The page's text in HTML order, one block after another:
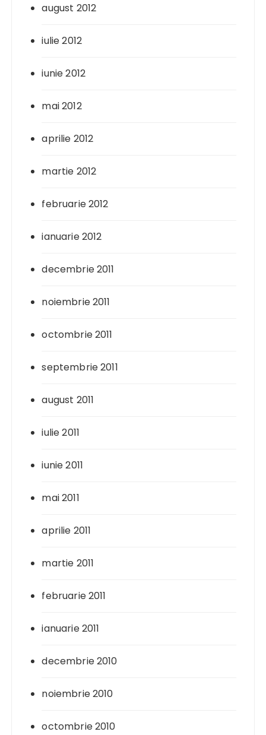
august 2012
iulie 2012
iunie 2012
mai 2012
aprilie 2012
martie 2012
februarie 2012
ianuarie 2012
decembrie 2011
noiembrie 2011
octombrie 2011
septembrie 2011
august 2011
iulie 2011
iunie 2011
mai 2011
aprilie 2011
martie 2011
februarie 2011
ianuarie 2011
decembrie 2010
noiembrie 2010
octombrie 2010